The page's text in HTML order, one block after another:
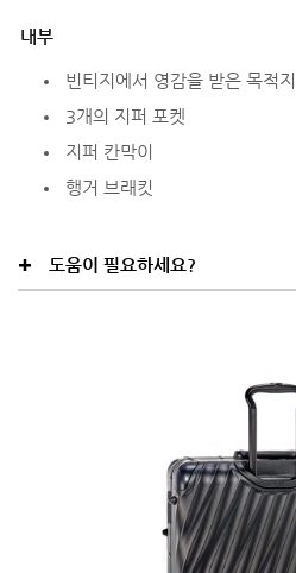
내부
빈티지에서 영감을 받은 목적
3개의 지퍼 포켓
지퍼 칸막이
행거 브래킷
도움이 필요하세요?